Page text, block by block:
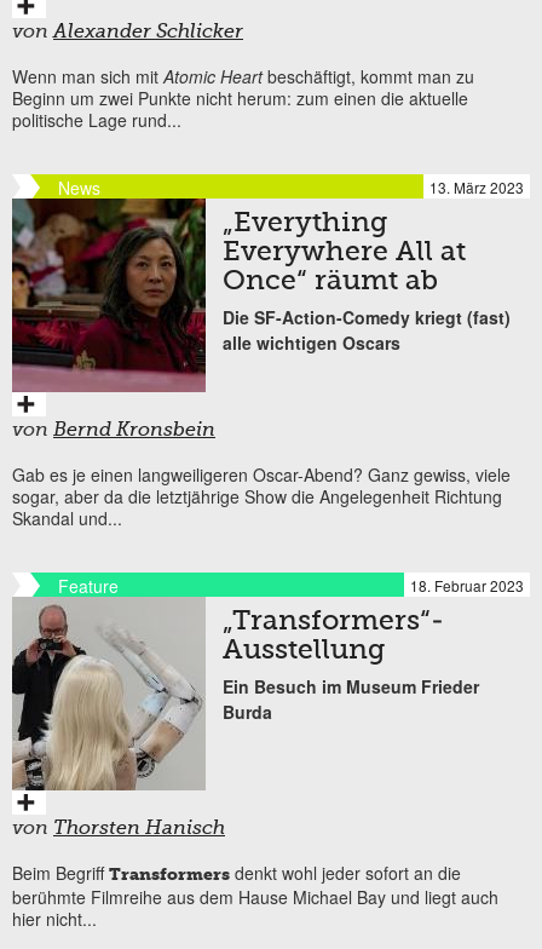
vonAlexander Schlicker
Wenn man sich mit Atomic Heartbeschäftigt, kommt man zu
Beginn um zwei Punkte nicht herum: zum einen die aktuelle
politische Lage rund...
News 13. März 2023
„Everything
Everywhere All at
Once“ räumt ab
Die SF-Action-Comedy kriegt (fast)
alle wichtigen Oscars
von Bernd Kronsbein
Gab es je einen langweiligeren Oscar-Abend? Ganz gewiss, viele
sogar, aber da die letztjährige Show die Angelegenheit Richtung
Skandal und...
Feature 18. Februar 2023
„Transformers“-
Ausstellung
Ein Besuch im Museum Frieder
Burda
von Thorsten Hanisch
Beim BegriffTransformers denkt wohl jeder sofort an die
berühmte Filmreihe aus dem Hause Michael Bay und liegt auch
hier nicht...